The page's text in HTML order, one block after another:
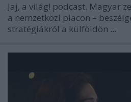
Jaj, a világ! podcast. Magyar
a nemzetközi piacon –
stratégiákról a külföldön ...